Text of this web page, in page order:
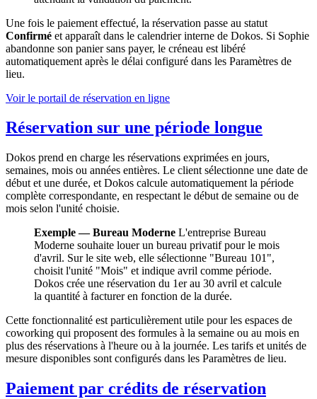
Une fois le paiement effectué, la réservation passe au statut
Confirmé et apparaît dans le calendrier interne de Dokos. Si Sophie
abandonne son panier sans payer, le créneau est libéré
automatiquement après le délai configuré dans les Paramètres de
lieu.
Voir le portail de réservation en ligne
Réservation sur une période longue
Dokos prend en charge les réservations exprimées en jours,
semaines, mois ou années entières. Le client sélectionne une date de
début et une durée, et Dokos calcule automatiquement la période
complète correspondante, en respectant le début de semaine ou de
mois selon l'unité choisie.
Exemple — Bureau Moderne L'entreprise Bureau
Moderne souhaite louer un bureau privatif pour le mois
d'avril. Sur le site web, elle sélectionne "Bureau 101",
choisit l'unité "Mois" et indique avril comme période.
Dokos crée une réservation du 1er au 30 avril et calcule
la quantité à facturer en fonction de la durée.
Cette fonctionnalité est particulièrement utile pour les espaces de
coworking qui proposent des formules à la semaine ou au mois en
plus des réservations à l'heure ou à la journée. Les tarifs et unités de
mesure disponibles sont configurés dans les Paramètres de lieu.
Paiement par crédits de réservation